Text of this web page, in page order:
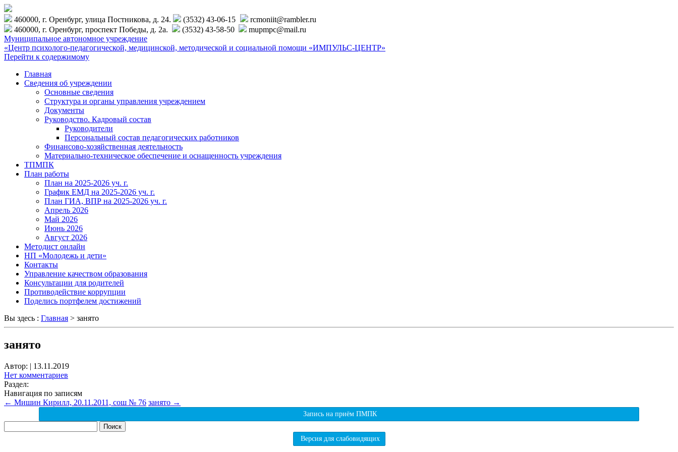
460000, г. Оренбург, улица Постникова, д. 24. (3532) 43-06-15
rcmoniit@rambler.ru
460000, г. Оренбург, проспект Победы, д. 2а.
(3532) 43-58-50
mupmpc@mail.ru
Муниципальное автономное учреждение
«Центр психолого-педагогической, медицинской, методической и социальной помощи «ИМПУЛЬС-ЦЕНТР»
Перейти к содержимому
Главная
Сведения об учреждении
Основные сведения
Структура и органы управления учреждением
Документы
Руководство. Кадровый состав
Руководители
Персональный состав педагогических работников
Финансово-хозяйственная деятельность
Материально-техническое обеспечение и оснащенность учреждения
ТПМПК
План работы
План на 2025-2026 уч. г.
График ЕМД на 2025-2026 уч. г.
План ГИА, ВПР на 2025-2026 уч. г.
Апрель 2026
Май 2026
Июнь 2026
Август 2026
Методист онлайн
НП «Молодежь и дети»
Контакты
Управление качеством образования
Консультации для родителей
Противодействие коррупции
Поделись портфелем достижений
Вы здесь : Главная > занято
занято
Автор: | 13.11.2019
Нет комментариев
Раздел:
Навигация по записям
← Мишин Кирилл, 20.11.2011, сош № 76 занято →
Запись на приём ПМПК
Версия для слабовидящих